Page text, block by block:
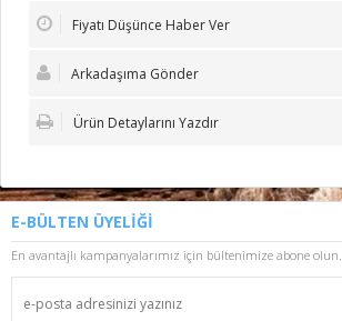
Fiyatı Düşünce Haber Ver
Arkadaşıma Gönder
Ürün Detaylarını Yazdır
E-BÜLTEN ÜYELİĞİ
En avantajlı kampanyalarımız için bültenimize abone olun.